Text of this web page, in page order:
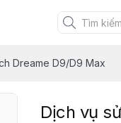
Dreame D9/D9 Max
Dịch vụ